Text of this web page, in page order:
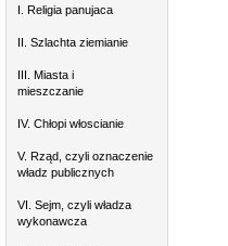
I. Religia panujaca
II. Szlachta ziemianie
III. Miasta i
mieszczanie
IV. Chłopi włoscianie
V. Rząd, czyli oznaczenie
władz publicznych
VI. Sejm, czyli władza
wykonawcza